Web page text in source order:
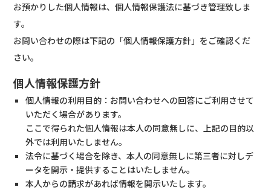
お預かりした個人情報は、個人情報保護法に基づき管理致しま
す。
お問い合わせの際は下記の「個人情報保護方針」をご確認くだ
さい。
個人情報保護方針
個人情報の利用目的：お問い合わせへの回答にご利用させて
いただく場合があります。
ここで得られた個人情報は本人の同意無しに、上記の目的以
外では利用いたしません。
法令に基づく場合を除き、本人の同意無しに第三者に対しデ
ータを開示・提供することはいたしません。
本人からの請求があれば情報を開示いたします。